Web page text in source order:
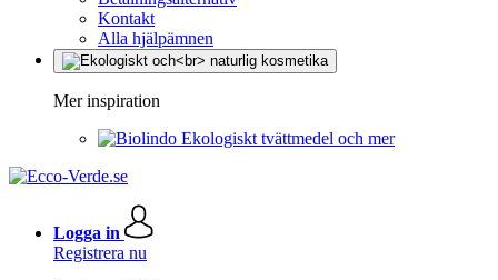
Kontakt
Alla hjälpämnen
Mer inspiration
Ekologiskt tvättmedel och mer
Logga in
Registrera nu